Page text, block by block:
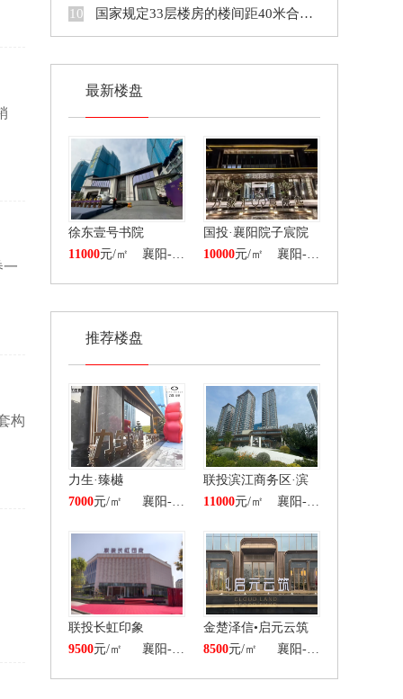
一
构
10 国家规定33层楼房的楼间距40米合理吗？
最新楼盘
徐东壹号书院
11000元/㎡ 襄阳-樊城区
国投·襄阳院子宸院
10000元/㎡ 襄阳-樊城区
推荐楼盘
力生·臻樾
7000元/㎡ 襄阳-高新区
联投滨江商务区·滨
江樾府
11000元/㎡ 襄阳-樊城区
联投长虹印象
9500元/㎡ 襄阳-高新区
金楚泽信•启元云筑
8500元/㎡ 襄阳-樊城区